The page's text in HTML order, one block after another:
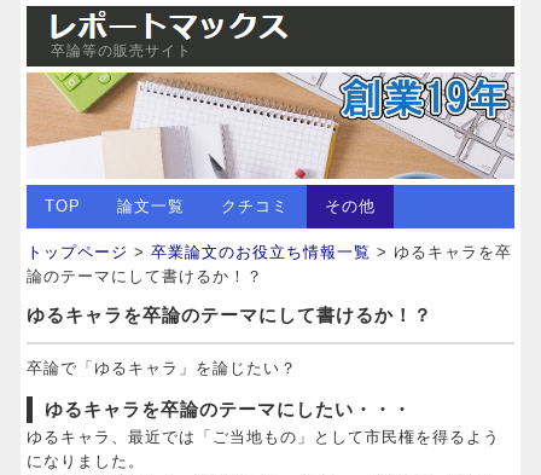
卒論等の販売サイト
TOP 論文一覧 クチコミ その他
トップページ >卒業論文のお役立ち情報一覧 > ゆるキャラを卒
論のテーマにして書けるか！？
ゆるキャラを卒論のテーマにして書けるか！？
卒論で「ゆるキャラ」を論じたい？
ゆるキャラを卒論のテーマにしたい・・・
ゆるキャラ、最近では「ご当地もの」として市民権を得るよう
になりました。